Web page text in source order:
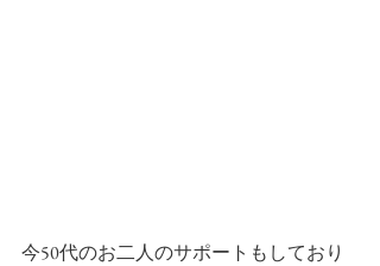
今50代のお二人のサポートもしており